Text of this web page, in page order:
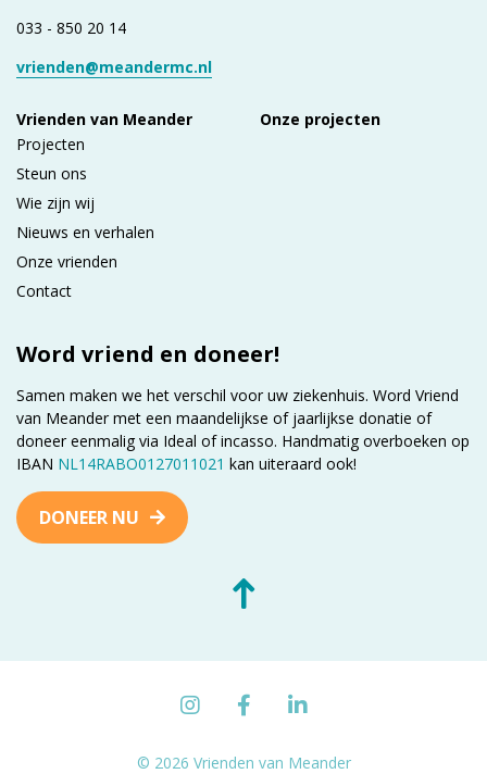
033 - 850 20 14
vrienden@meandermc.nl
Vrienden van Meander
Projecten
Steun ons
Wie zijn wij
Nieuws en verhalen
Onze vrienden
Contact
Onze projecten
Word vriend en doneer!
Samen maken we het verschil voor uw ziekenhuis. Word Vriend
van Meander met een maandelijkse of jaarlijkse donatie of
doneer eenmalig via Ideal of incasso. Handmatig overboeken op
IBAN NL14RABO0127011021 kan uiteraard ook!
DONEER NU
© 2026 Vrienden van Meander